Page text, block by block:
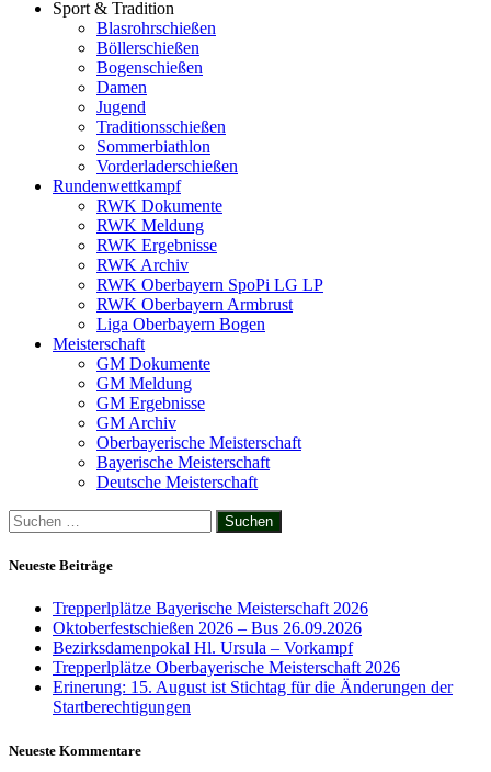
Sport & Tradition
Blasrohrschießen
Böllerschießen
Bogenschießen
Damen
Jugend
Traditionsschießen
Sommerbiathlon
Vorderladerschießen
Rundenwettkampf
RWK Dokumente
RWK Meldung
RWK Ergebnisse
RWK Archiv
RWK Oberbayern SpoPi LG LP
RWK Oberbayern Armbrust
Liga Oberbayern Bogen
Meisterschaft
GM Dokumente
GM Meldung
GM Ergebnisse
GM Archiv
Oberbayerische Meisterschaft
Bayerische Meisterschaft
Deutsche Meisterschaft
Suchen
nach:
Neueste Beiträge
Trepperlplätze Bayerische Meisterschaft 2026
Oktoberfestschießen 2026 – Bus 26.09.2026
Bezirksdamenpokal Hl. Ursula – Vorkampf
Trepperlplätze Oberbayerische Meisterschaft 2026
Erinerung: 15. August ist Stichtag für die Änderungen der
Startberechtigungen
Neueste Kommentare